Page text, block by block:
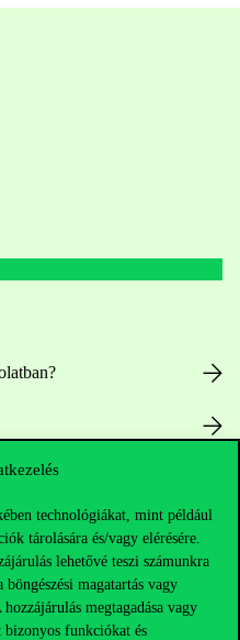
technológiákat, mint például
tárolására és/vagy elérésére.
lehetővé teszi számunkra
magatartás vagy
megtagadása vagy
bizonyos funkciókat és